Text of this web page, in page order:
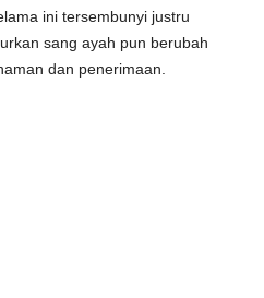
ini tersembunyi justru
sang ayah pun berubah
dan penerimaan.